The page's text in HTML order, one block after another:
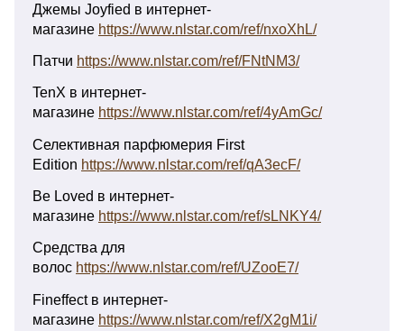
Джемы Joyfied в интернет-
магазине https://www.nlstar.com/ref/nxoXhL/
Патчи https://www.nlstar.com/ref/FNtNM3/
TenX в интернет-
магазине https://www.nlstar.com/ref/4yAmGc/
Селективная парфюмерия First
Edition https://www.nlstar.com/ref/qA3ecF/
Be Loved в интернет-
магазине https://www.nlstar.com/ref/sLNKY4/
Средства для
волос https://www.nlstar.com/ref/UZooE7/
Fineffect в интернет-
магазине https://www.nlstar.com/ref/X2gM1i/